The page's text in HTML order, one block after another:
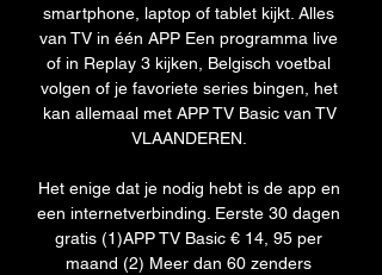
smartphone, laptop of tablet kijkt. Alles
van TV in één APP Een programma live
of in Replay 3 kijken, Belgisch voetbal
volgen of je favoriete series bingen, het
kan allemaal met APP TV Basic van TV
VLAANDEREN.
Het enige dat je nodig hebt is de app en
een internetverbinding. Eerste 30 dagen
gratis (1)APP TV Basic € 14, 95 per
maand (2) Meer dan 60 zenders